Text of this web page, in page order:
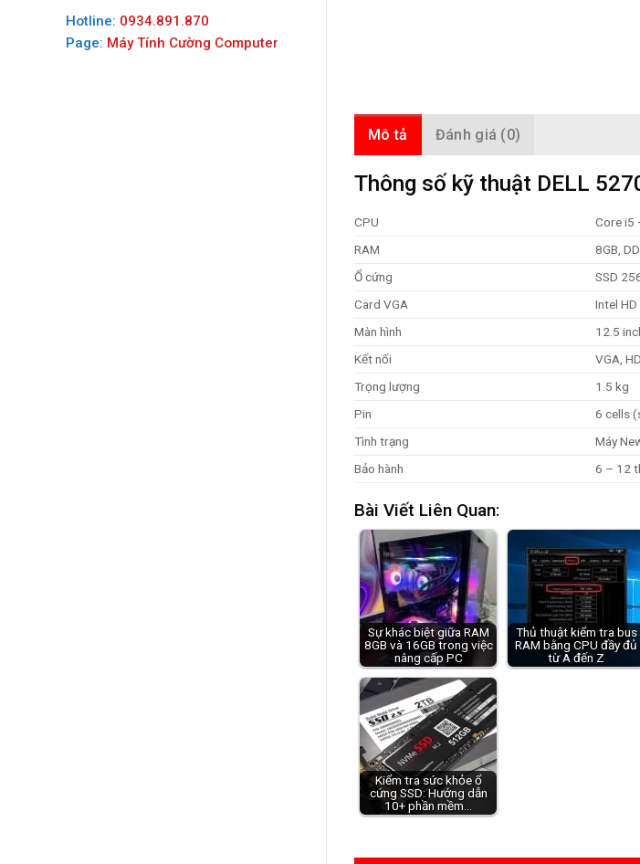
Hotline: 0934.891.870
Page: Máy Tính Cường Computer
Mô tả Đánh giá (0)
Thông số kỹ thuật DELL
CPU
Core i5
RAM
8GB,
Ổ cứng
SSD
Card VGA
Intel HD
Màn hình
12.5
Kết nối
VGA,
Trọng lượng
1.5 kg
Pin
6 cells
Tình trạng
Máy
Bảo hành
6 – 12
Bài Viết Liên Quan:
Sự khác biệt giữa RAM
8GB và 16GB trong việc
nâng cấp PC
Thủ thuật kiểm tra bus
RAM bằng CPU đầy đủ
từ A đến Z
Kiểm tra sức khỏe ổ
cứng SSD: Hướng dẫn
10+ phần mềm…